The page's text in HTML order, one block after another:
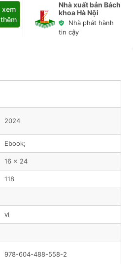
xem
thêm
Nhà xuất bản Bách
khoa Hà Nội
Nhà phát hành
tin cậy
2024
Ebook;
16 x 24
118
vi
978-604-488-558-2